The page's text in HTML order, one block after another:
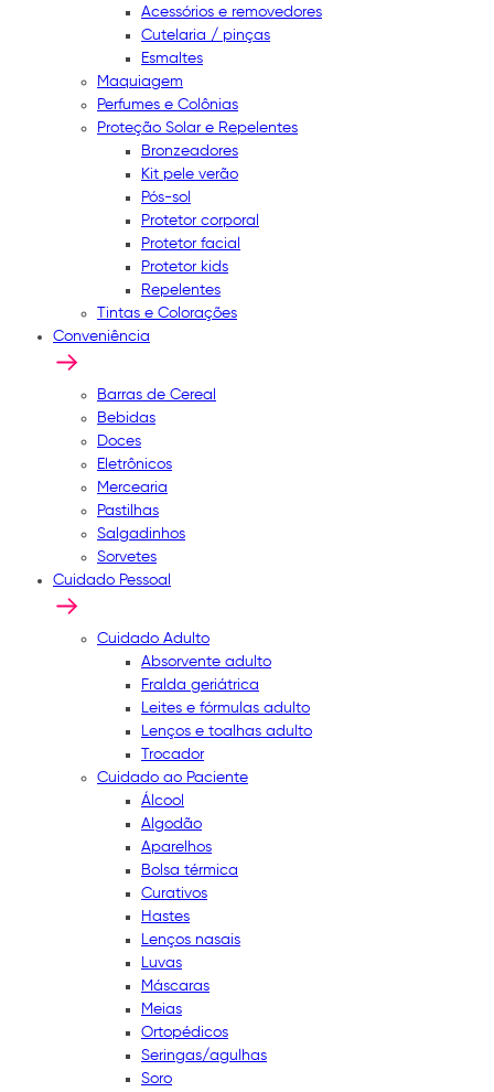
Acessórios e removedores
Cutelaria / pinças
Esmaltes
Maquiagem
Perfumes e Colônias
Proteção Solar e Repelentes
Bronzeadores
Kit pele verão
Pós-sol
Protetor corporal
Protetor facial
Protetor kids
Repelentes
Tintas e Colorações
Conveniência
Barras de Cereal
Bebidas
Doces
Eletrônicos
Mercearia
Pastilhas
Salgadinhos
Sorvetes
Cuidado Pessoal
Cuidado Adulto
Absorvente adulto
Fralda geriátrica
Leites e fórmulas adulto
Lenços e toalhas adulto
Trocador
Cuidado ao Paciente
Álcool
Algodão
Aparelhos
Bolsa térmica
Curativos
Hastes
Lenços nasais
Luvas
Máscaras
Meias
Ortopédicos
Seringas/agulhas
Soro